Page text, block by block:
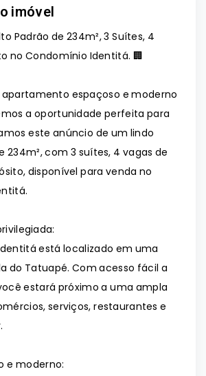
imóvel
Padrão de 234m², 3 Suítes, 4
no Condomínio Identitá. 🏢
espaçoso e moderno
a oportunidade perfeita para
este anúncio de um lindo
com 3 suítes, 4 vagas de
disponível para venda no
está localizado em uma
do Tatuapé. Com acesso fácil a
estará próximo a uma ampla
serviços, restaurantes e
e moderno: